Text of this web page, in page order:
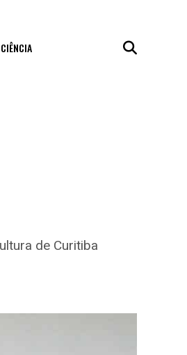
de Curitiba